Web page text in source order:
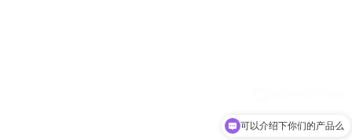
可以介绍下你们的产品么